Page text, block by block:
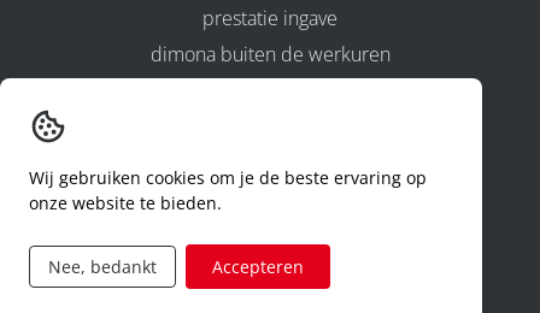
prestatie ingave
dimona buiten de werkuren
human resources
research & development
management
Wij gebruiken cookies om je de beste ervaring op
onze website te bieden.
Nee, bedankt Accepteren